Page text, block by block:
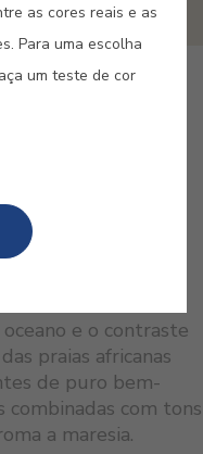
e o contraste
praias africanas
de puro bem-
combinadas com tons
a maresia.
as cores reais e as
Para uma escolha
um teste de cor